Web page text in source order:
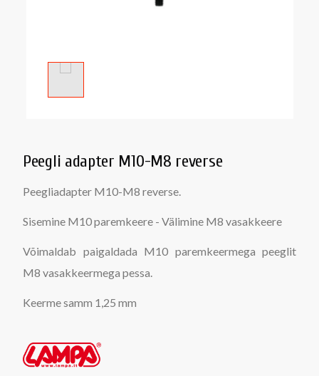
Peegli adapter M10-M8 reverse
Peegliadapter M10-M8 reverse.
Sisemine M10 paremkeere - Välimine M8 vasakkeere
Võimaldab paigaldada M10 paremkeermega peeglit
M8 vasakkeermega pessa.
Keerme samm 1,25 mm